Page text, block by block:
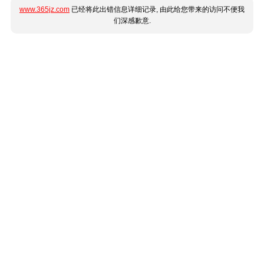
www.365jz.com 已经将此出错信息详细记录, 由此给您带来的访问不便我
们深感歉意.